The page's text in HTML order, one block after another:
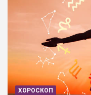
ХОРОСКОП